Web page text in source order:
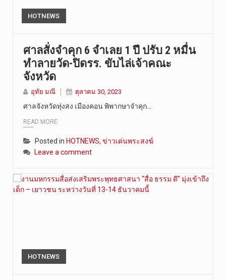
HOTNEWS
ศาลสั่งจำคุก 6 จำเลย 1 ปี ปรับ 2 หมื่น
ทำลายวัด-ปิดรร. ขับไล่เจ้าคณะ
จังหวัด
อุทัย มณี ตุลาคม 30, 2023
ศาลจังหวัดทุ่งสง เมืองคอน พิพากษาจำคุก…
READ MORE
Posted in HOTNEWS, ข่าวเด่นพระสงฆ์
Leave a comment
HOTNEWS